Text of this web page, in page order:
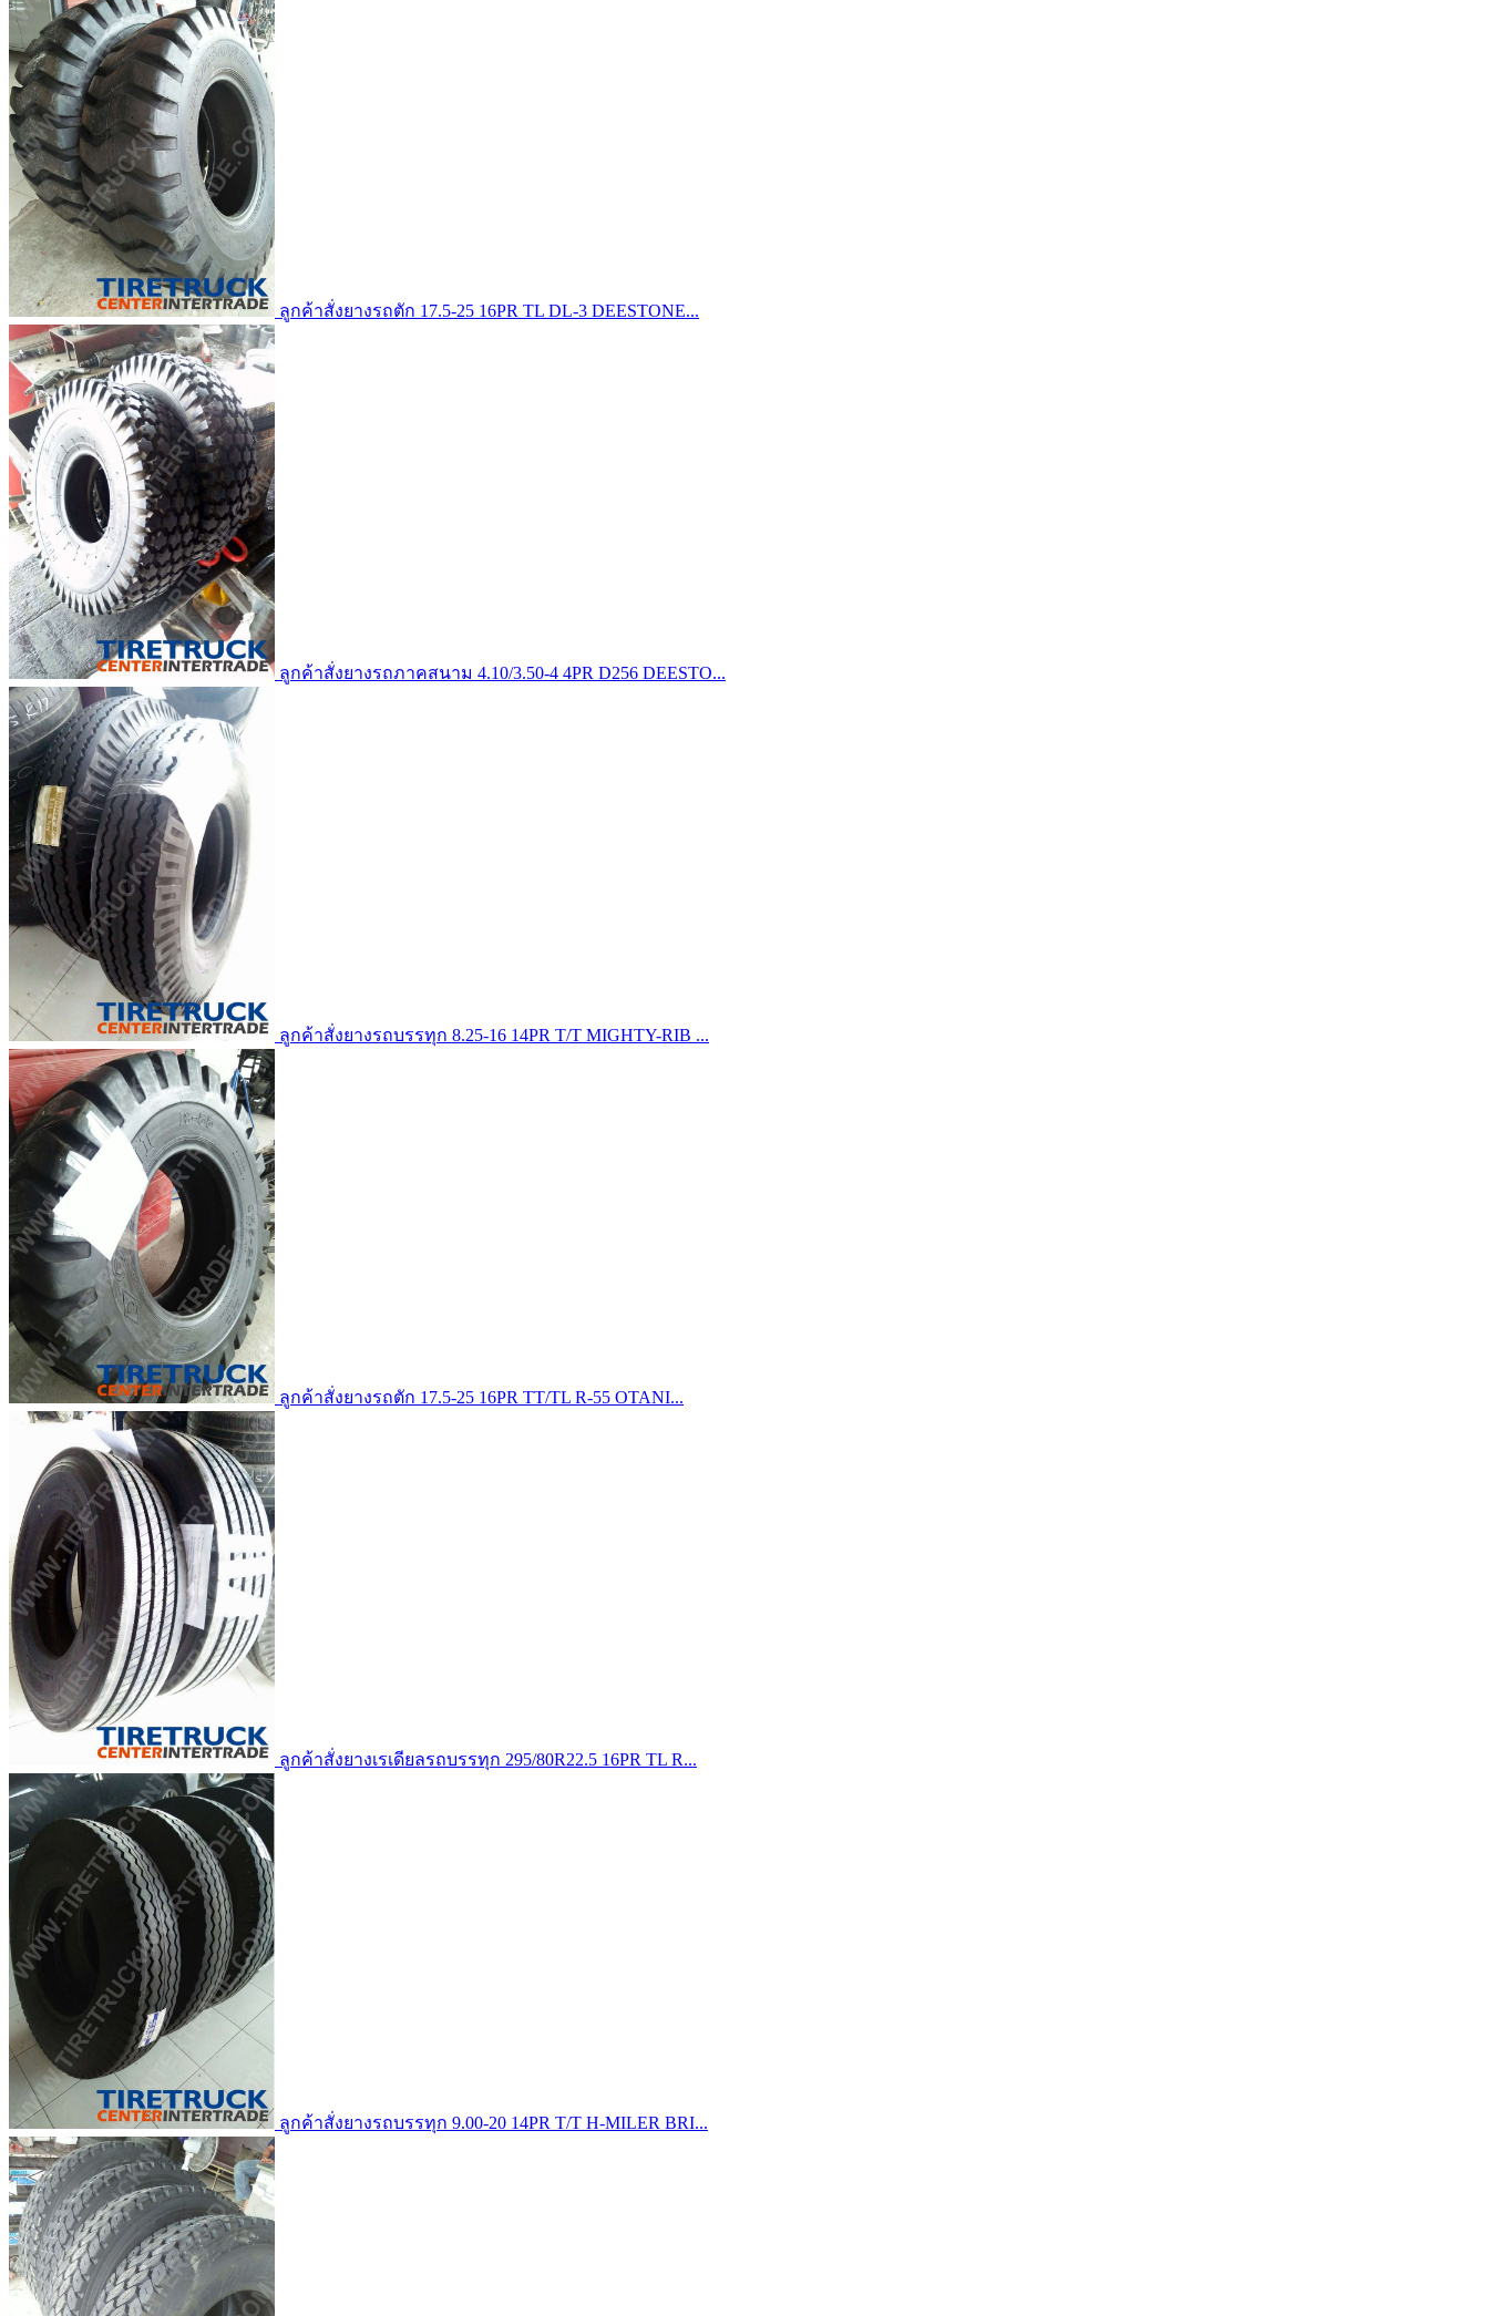
ลูกค้าสั่งยางรถตัก 17.5-25 16PR TL DL-3 DEESTONE...
ลูกค้าสั่งยางรถภาคสนาม 4.10/3.50-4 4PR D256 DEESTO...
ลูกค้าสั่งยางรถบรรทุก 8.25-16 14PR T/T MIGHTY-RIB ...
ลูกค้าสั่งยางรถตัก 17.5-25 16PR TT/TL R-55 OTANI...
ลูกค้าสั่งยางเรเดียลรถบรรทุก 295/80R22.5 16PR TL R...
ลูกค้าสั่งยางรถบรรทุก 9.00-20 14PR T/T H-MILER BRI...